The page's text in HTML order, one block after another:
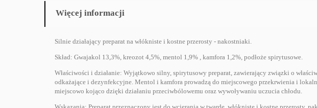
Więcej informacji
Silnie działający preparat na włókniste i kostne przerosty - nakostniaki.
Skład: Gwajakol 13,3%, kreozot 4,5%, mentol 1,9% , kamfora 1,2%, podłoże spirytusowe.
Właściwości i działanie: Wyjątkowo silny, spirytusowy preparat, zawierający związki o
odkażające i dezynfekcyjne. Mentol i kamfora prowadzą do miejscowego przekrwienia i
miejscowo kojąco dzięki działaniu przeciwbólowemu oraz wywoływaniu uczucia chłodu.